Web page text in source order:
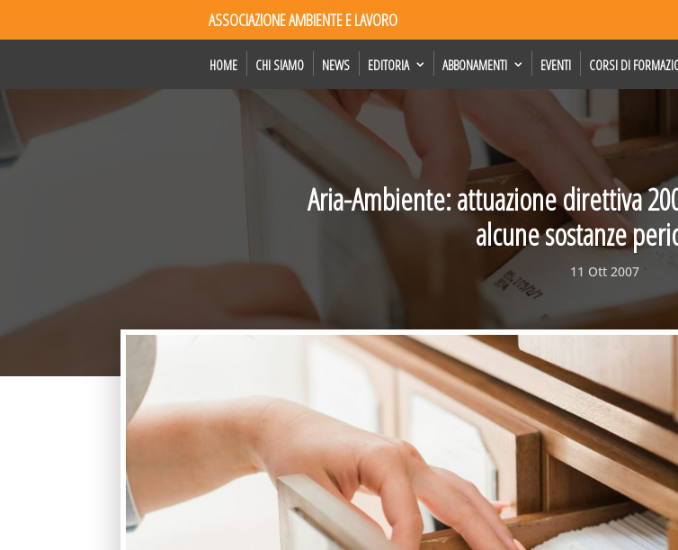
ASSOCIAZIONE AMBIENTE E LAVORO
HOME CHI SIAMO NEWS EDITORIA ABBONAMENTI EVENTI CORSI DI
Aria-Ambiente: attuazione direttiva
alcune sostanze
11 Ott 2007